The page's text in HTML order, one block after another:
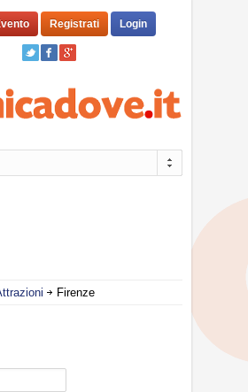
Registrati Login
Firenze